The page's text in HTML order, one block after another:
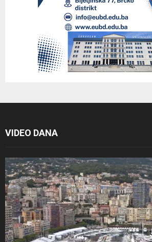
VIDEO DANA